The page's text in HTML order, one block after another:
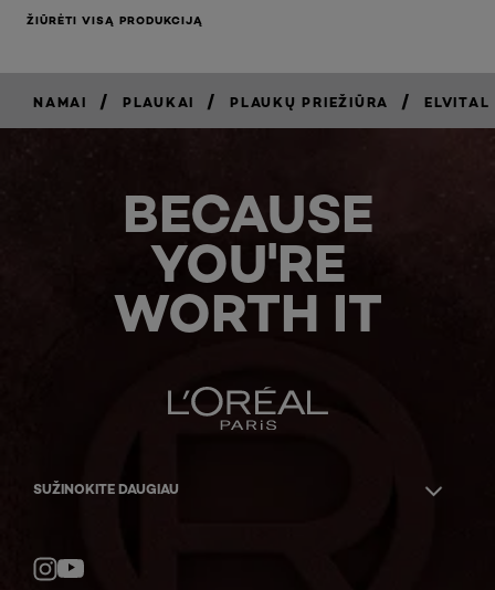
ŽIŪRĖTI VISĄ PRODUKCIJĄ
NAMAI / PLAUKAI / PLAUKŲ PRIEŽIŪRA / ELVITAL
BECAUSE
YOU'RE
WORTH IT
SUŽINOKITE DAUGIAU